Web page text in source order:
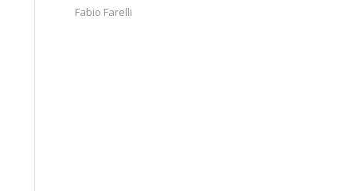
Fabio Farelli